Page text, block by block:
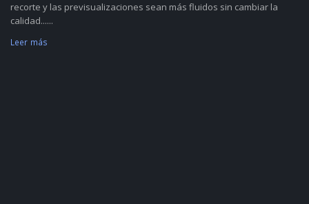
recorte y las previsualizaciones sean más fluidos sin cambiar la
calidad......
Leer más